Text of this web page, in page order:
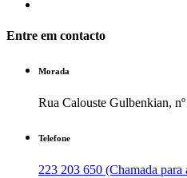
Entre em contacto
Morada
Rua Calouste Gulbenkian,
Telefone
223 203 650 (Chamada